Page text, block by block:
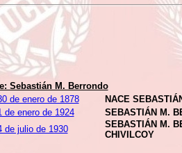
Sebastián M. Berrondo
de enero de 1878
NACE
de enero de 1924
SEBASTIÁN M.
de julio de 1930
SEBASTIÁN M.
CHIVILCOY